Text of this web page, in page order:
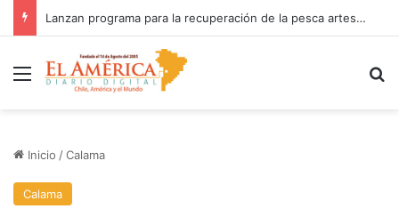
Fiscalía investiga accidente con resultado de muerte en faena minera
Menú
Inicio /Calama
Calama